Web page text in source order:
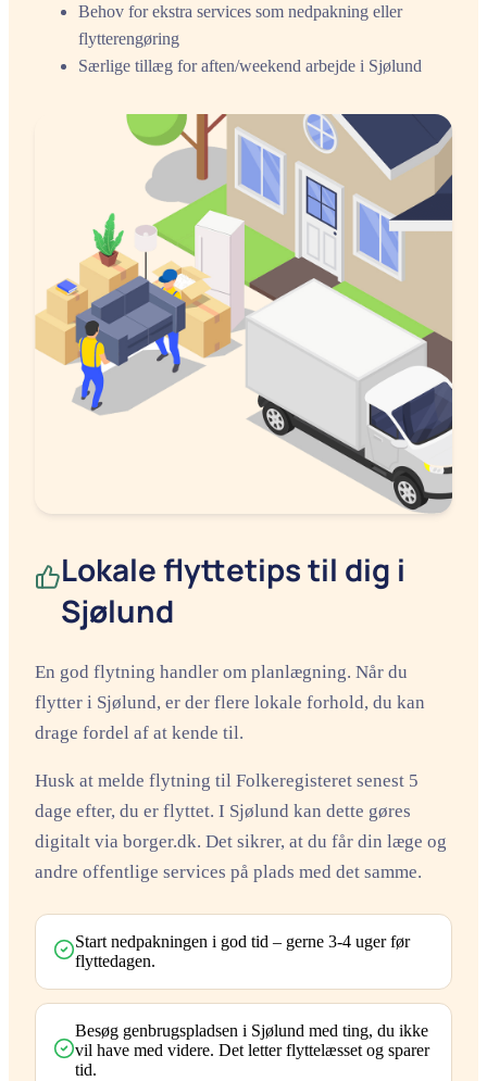
Behov for ekstra services som nedpakning eller
flytterengøring
Særlige tillæg for aften/weekend arbejde i Sjølund
Lokale flyttetips til dig i
Sjølund
En god flytning handler om planlægning. Når du
flytter i Sjølund, er der flere lokale forhold, du kan
drage fordel af at kende til.
Husk at melde flytning til Folkeregisteret senest 5
dage efter, du er flyttet. I Sjølund kan dette gøres
digitalt via borger.dk. Det sikrer, at du får din læge og
andre offentlige services på plads med det samme.
Start nedpakningen i god tid – gerne 3-4 uger før
flyttedagen.
Besøg genbrugspladsen i Sjølund med ting, du ikke
vil have med videre. Det letter flyttelæsset og sparer
tid.